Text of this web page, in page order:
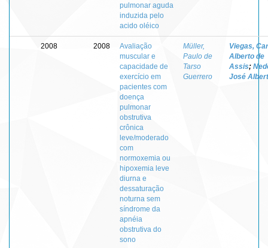
pulmonar aguda
induzida pelo
acido oléico
2008 2008
Avaliação
muscular e
capacidade de
exercício em
pacientes com
doença
pulmonar
obstrutiva
crônica
leve/moderado
com
normoxemia ou
hipoxemia leve
diurna e
dessaturação
noturna sem
síndrome da
apnéia
obstrutiva do
sono
Müller,
Paulo de
Tarso
Guerrero
Viegas,
Alberto de
Assis;
José